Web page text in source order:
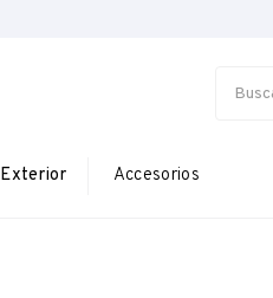
Exterior Accesorios